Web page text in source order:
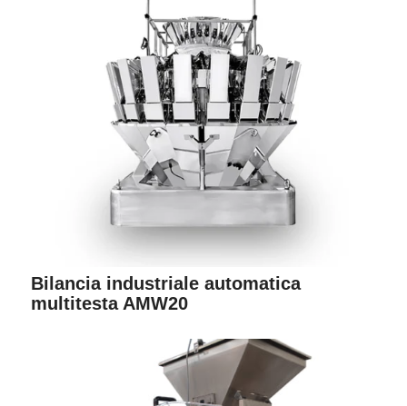
Bilancia industriale automatica
multitesta AMW20